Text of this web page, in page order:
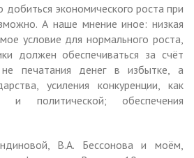
добиться экономического роста при
А наше мнение иное: низкая
условие для нормального роста,
должен обеспечиваться за счёт
печатания денег в избытке, а
усиления конкуренции, как
и политической; обеспечения
В.А. Бессонова и моём,